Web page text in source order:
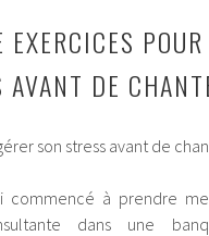
EXERCICES
AVANT DE
son stress avant de
commencé à prendre
dans une